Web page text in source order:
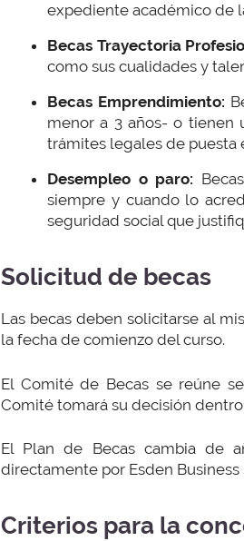
expediente académico de
Becas Trayectoria
como sus cualidades y
Becas Emprendimiento:
menor a 3 años- o tienen
trámites legales de puesta
Desempleo o paro:
siempre y cuando lo
seguridad social que
Solicitud de becas
Las becas deben solicitarse al
la fecha de comienzo del curso.
El Comité de Becas se reúne
Comité tomará su decisión
El Plan de Becas cambia de
directamente por Esden Business
Criterios para la